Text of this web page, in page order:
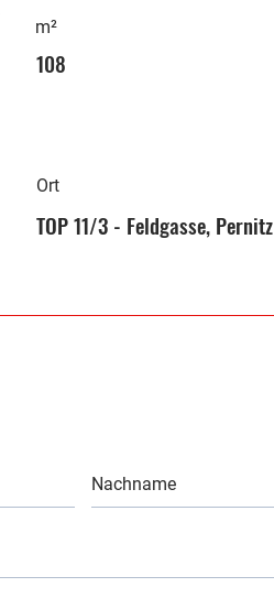
m²
108
Ort
TOP 11/3 - Feldgasse, Pernitz